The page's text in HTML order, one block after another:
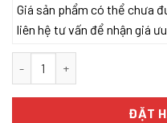
Giá sản phẩm có thể chưa
liên hệ tư vấn để nhận giá
ĐẶT